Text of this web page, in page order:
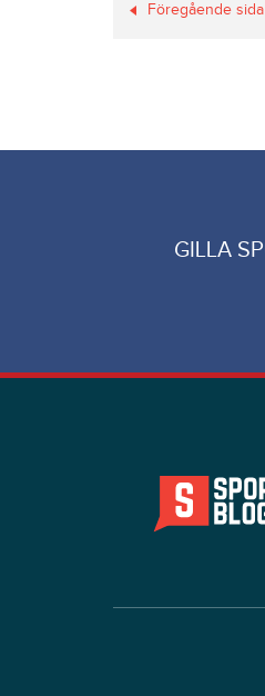
Föregående sida
GILLA